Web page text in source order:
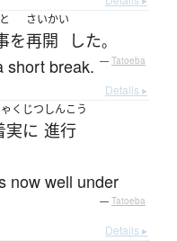
を
さいかい
再開 した。
short break. — Tatoeba
Details ▸
くじつ
実に
しんこう
進行
now well under
— Tatoeba
Details ▸